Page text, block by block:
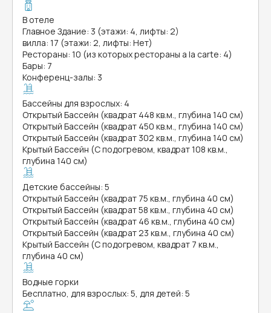
В отеле
Главное Здание: 3 (этажи: 4, лифты: 2)
вилла: 17 (этажи: 2, лифты: Нет)
Рестораны: 10 (из которых рестораны a la carte: 4)
Бары: 7
Конференц-залы: 3
Бассейны для взрослых: 4
Открытый Бассейн (квадрат 448 кв.м., глубина 140 см)
Открытый Бассейн (квадрат 450 кв.м., глубина 140 см)
Открытый Бассейн (квадрат 302 кв.м., глубина 140 см)
Крытый Бассейн (С подогревом, квадрат 108 кв.м.,
глубина 140 см)
Детские бассейны: 5
Открытый Бассейн (квадрат 75 кв.м., глубина 40 см)
Открытый Бассейн (квадрат 58 кв.м., глубина 40 см)
Открытый Бассейн (квадрат 46 кв.м., глубина 40 см)
Открытый Бассейн (квадрат 23 кв.м., глубина 40 см)
Крытый Бассейн (С подогревом, квадрат 7 кв.м.,
глубина 40 см)
Водные горки
Бесплатно, для взрослых: 5, для детей: 5